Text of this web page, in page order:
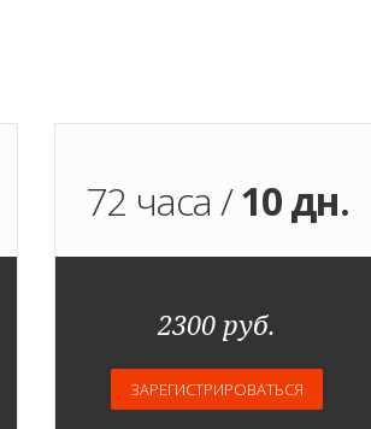
72 часа /10 дн.
2300 руб.
ЗАРЕГИСТРИРОВАТЬСЯ